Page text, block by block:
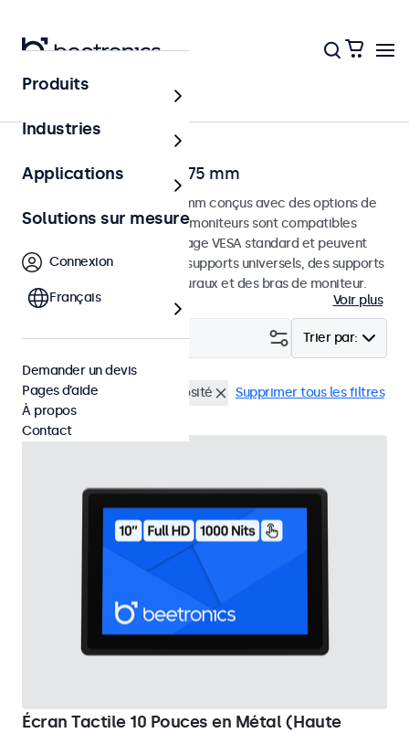
Accueil
Écrans tactiles VESA 75 mm
Écrans tactiles VESA de 75 mm conçus avec des options de
montage polyvalentes. Ces moniteurs sont compatibles
avec les systèmes de montage VESA standard et peuvent
donc être connectés à des supports universels, des supports
de plafond, des supports muraux et des bras de moniteur.
Voir plus
Trier par:
Filtrer (3)
VESA 75 x 75 Haute luminosité Supprimer tous les filtres
Écran Tactile 10 Pouces en Métal (Haute
Produits
Industries
Applications
Solutions sur mesure
Connexion
Français
Demander un devis
Pages d’aide
À propos
Contact